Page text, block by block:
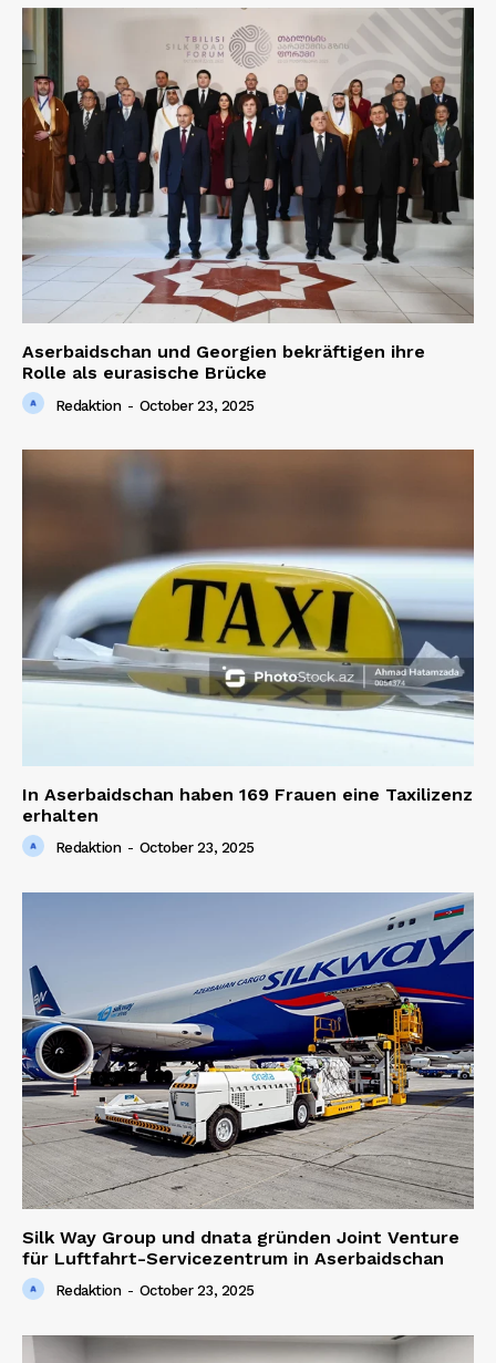
Aserbaidschan und Georgien bekräftigen ihre
Rolle als eurasische Brücke
Redaktion - October 23, 2025
In Aserbaidschan haben 169 Frauen eine Taxilizenz
erhalten
Redaktion - October 23, 2025
Silk Way Group und dnata gründen Joint Venture
für Luftfahrt-Servicezentrum in Aserbaidschan
Redaktion - October 23, 2025